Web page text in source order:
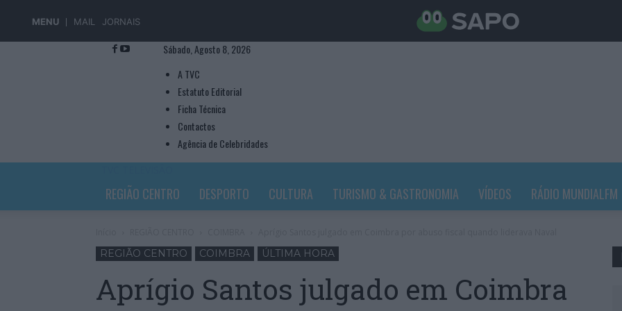
MENU MAIL JORNAIS
Sábado, Agosto 8, 2026
A TVC
Estatuto Editorial
Ficha Técnica
Contactos
Agência de Celebridades
REGIÃO CENTRO DESPORTO CULTURA TURISMO & GASTRONOMIA VÍDEOS RÁDIO MUNDIALFM
REGIÃO CENTRO COIMBRA ÚLTIMA HORA
Aprígio Santos julgado em Coimbra